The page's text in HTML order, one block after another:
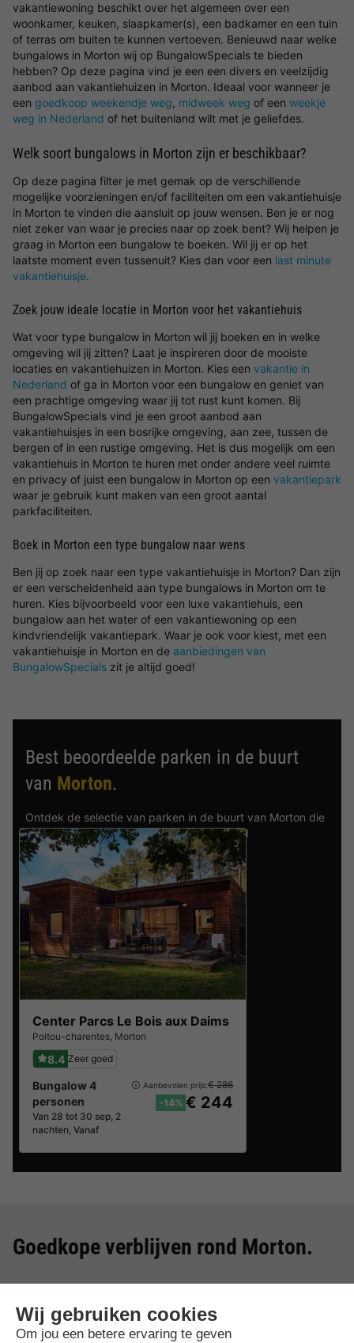
vakantiewoning beschikt over het algemeen over een
woonkamer, keuken, slaapkamer(s), een badkamer en een tuin
of terras om buiten te kunnen vertoeven. Benieuwd naar welke
bungalows in Morton wij op BungalowSpecials te bieden
hebben? Op deze pagina vind je een een divers en veelzijdig
aanbod aan vakantiehuizen in Morton. Ideaal voor wanneer je
een goedkoop weekendje weg, midweek weg of een weekje
weg in Nederland of het buitenland wilt met je geliefdes.
Welk soort bungalows in Morton zijn er beschikbaar?
Op deze pagina filter je met gemak op de verschillende
mogelijke voorzieningen en/of faciliteiten om een vakantiehuisje
in Morton te vinden die aansluit op jouw wensen. Ben je er nog
niet zeker van waar je precies naar op zoek bent? Wij helpen je
graag in Morton een bungalow te boeken. Wil jij er op het
laatste moment even tussenuit? Kies dan voor een last minute
vakantiehuisje.
Zoek jouw ideale locatie in Morton voor het vakantiehuis
Wat voor type bungalow in Morton wil jij boeken en in welke
omgeving wil jij zitten? Laat je inspireren door de mooiste
locaties en vakantiehuizen in Morton. Kies een vakantie in
Nederland of ga in Morton voor een bungalow en geniet van
een prachtige omgeving waar jij tot rust kunt komen. Bij
BungalowSpecials vind je een groot aanbod aan
vakantiehuisjes in een bosrijke omgeving, aan zee, tussen de
bergen of in een rustige omgeving. Het is dus mogelijk om een
vakantiehuis in Morton te huren met onder andere veel ruimte
en privacy of juist een bungalow in Morton op een vakantiepark
waar je gebruik kunt maken van een groot aantal
parkfaciliteiten.
Boek in Morton een type bungalow naar wens
Ben jij op zoek naar een type vakantiehuisje in Morton? Dan zijn
er een verscheidenheid aan type bungalows in Morton om te
huren. Kies bijvoorbeeld voor een luxe vakantiehuis, een
bungalow aan het water of een vakantiewoning op een
kindvriendelijk vakantiepark. Waar je ook voor kiest, met een
vakantiehuisje in Morton en de aanbiedingen van
BungalowSpecials zit je altijd goed!
Best beoordeelde parken in de buurt
van Morton.
Ontdek de selectie van parken in de buurt van Morton die
door onze gasten als beste zijn beoordeeld
Center Parcs Le Bois aux Daims
Poitou-charentes, Morton
8.4 Zeer goed
Bungalow 4
personen
Van 28 tot 30 sep, 2
nachten, Vanaf
Aanbevolen prijs:€ 286
-14% € 244
Goedkope verblijven rond Morton.